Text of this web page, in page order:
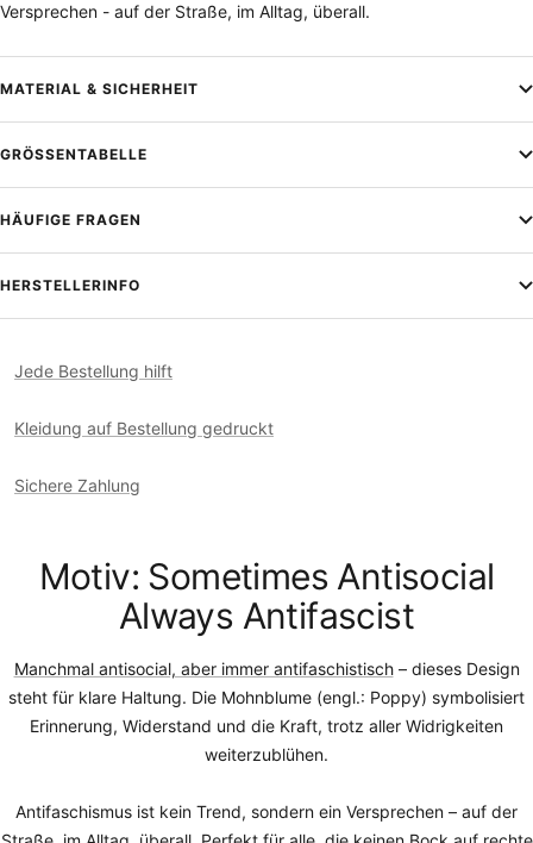
Versprechen - auf der Straße, im Alltag, überall.
MATERIAL & SICHERHEIT
GRÖSSENTABELLE
HÄUFIGE FRAGEN
HERSTELLERINFO
Jede Bestellung hilft
Kleidung auf Bestellung gedruckt
Sichere Zahlung
Motiv: Sometimes Antisocial
Always Antifascist
Manchmal antisocial, aber immer antifaschistisch– dieses Design
steht für klare Haltung. Die Mohnblume (engl.: Poppy) symbolisiert
Erinnerung, Widerstand und die Kraft, trotz aller Widrigkeiten
weiterzublühen.
Antifaschismus ist kein Trend, sondern ein Versprechen – auf der